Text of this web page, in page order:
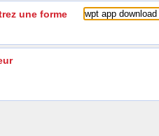
une forme